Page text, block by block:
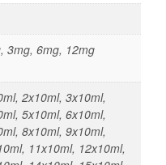
3mg, 6mg, 12mg
2x10ml, 3x10ml,
5x10ml, 6x10ml,
8x10ml, 9x10ml,
11x10ml, 12x10ml,